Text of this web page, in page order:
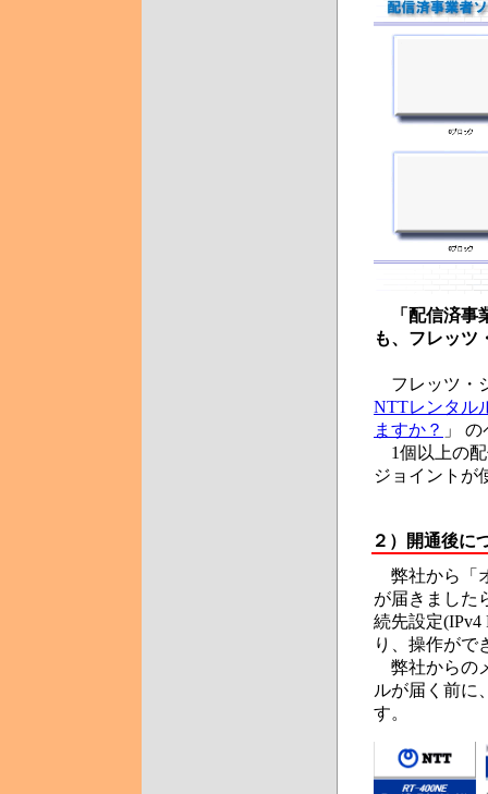
「配信済
も、フレッツ
フレッツ・
NTTレンタル
ますか？ 」
1個以上の配
ジョイント
２） 開通後に
弊社から「
が届きました
続先設定(IPv4
り、操作がで
弊社からの
ルが届く前に
す。